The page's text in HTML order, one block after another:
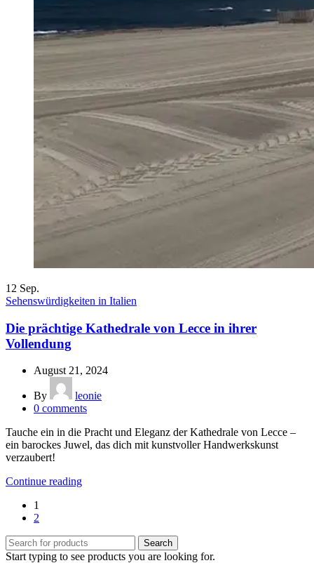
12 Sep.
Sehenswürdigkeiten in Italien
Die prächtige Kathedrale von Lecce in ihrer
Vollendung
August 21, 2024
By
leonie
0 comments
Tauche ein in die Pracht und Eleganz der Kathedrale von Lecce –
ein barockes Juwel, das dich mit kunstvoller Handwerkskunst
verzaubert!
Continue reading
1
2
Search
Start typing to see products you are looking for.